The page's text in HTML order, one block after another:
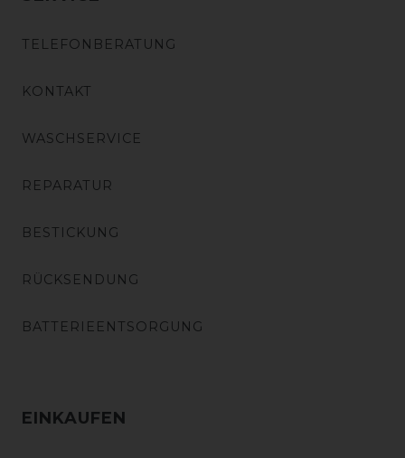
TELEFONBERATUNG
KONTAKT
WASCHSERVICE
REPARATUR
BESTICKUNG
RÜCKSENDUNG
BATTERIEENTSORGUNG
EINKAUFEN